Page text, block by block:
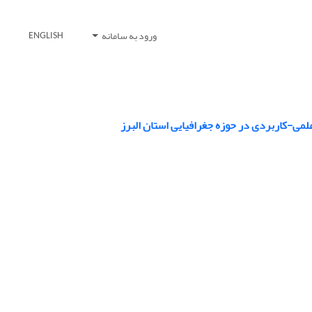
ورود به سامانه ENGLISH
کاربردی در حوزه جغرافیایی استان البرز